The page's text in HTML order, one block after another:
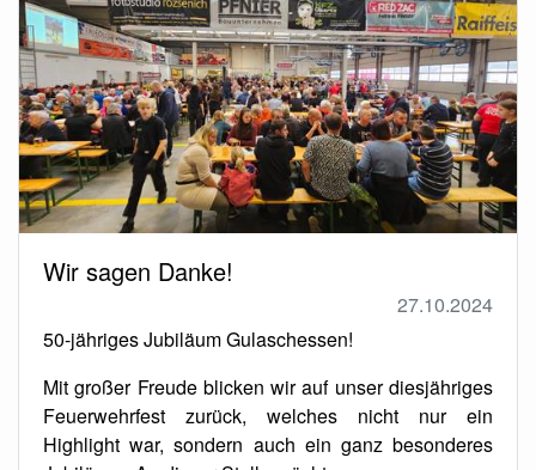
Wir sagen Danke!
27.10.2024
50-jähriges Jubiläum Gulaschessen!
Mit großer Freude blicken wir auf unser diesjähriges
Feuerwehrfest zurück, welches nicht nur ein
Highlight war, sondern auch ein ganz besonderes